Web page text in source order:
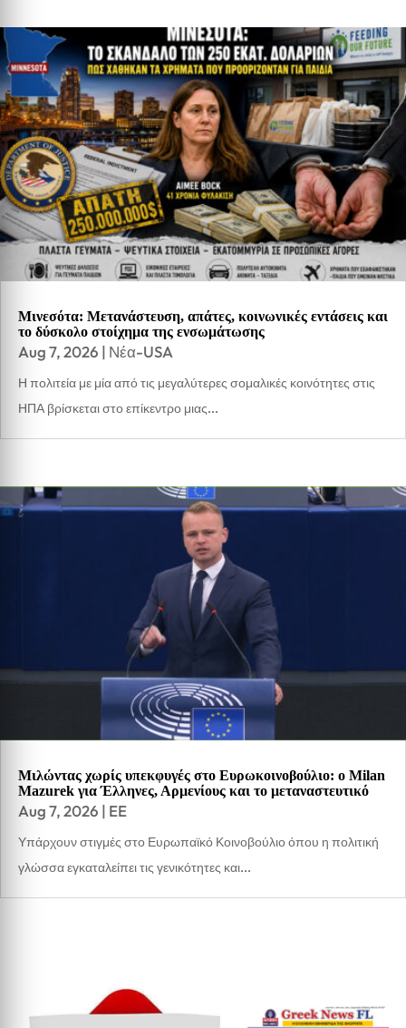
Μινεσότα: Μετανάστευση, απάτες, κοινωνικές εντάσεις και
το δύσκολο στοίχημα της ενσωμάτωσης
Aug 7, 2026 | Νέα-USA
Η πολιτεία με μία από τις μεγαλύτερες σομαλικές κοινότητες στις
ΗΠΑ βρίσκεται στο επίκεντρο μιας...
Μιλώντας χωρίς υπεκφυγές στο Ευρωκοινοβούλιο: ο Milan
Mazurek για Έλληνες, Αρμενίους και το μεταναστευτικό
Aug 7, 2026 | EE
Υπάρχουν στιγμές στο Ευρωπαϊκό Κοινοβούλιο όπου η πολιτική
γλώσσα εγκαταλείπει τις γενικότητες και...